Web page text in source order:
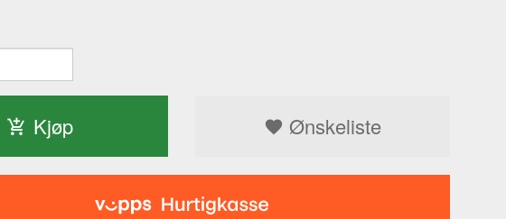
Kjøp Ønskeliste